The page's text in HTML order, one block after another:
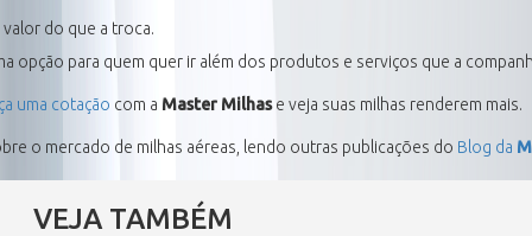
do que a troca.
opção para quem quer ir além dos produtos e serviços que a
uma cotação com a Master Milhase veja suas milhas renderem mais.
o mercado de milhas aéreas, lendo outras publicações do Blog da
VEJA TAMBÉM